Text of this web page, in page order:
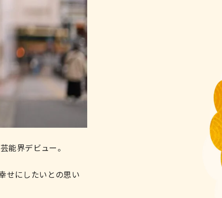
能界デビュー。
せにしたいとの思い